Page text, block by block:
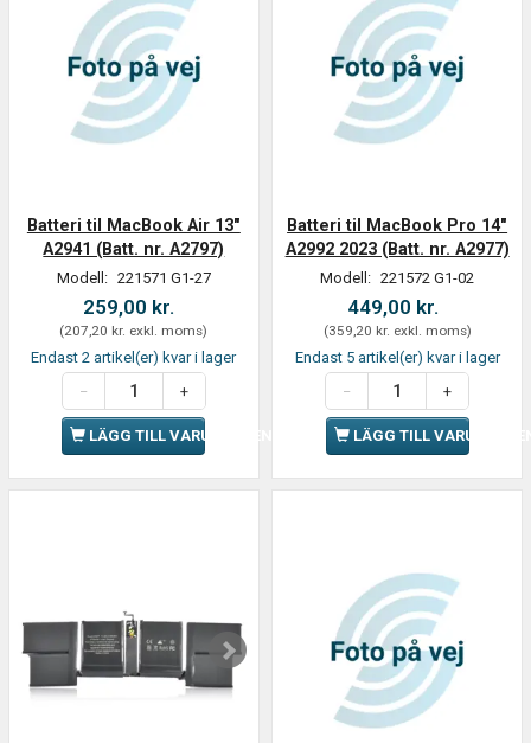
Batteri til MacBook Air 13"
A2941 (Batt. nr. A2797)
Modell: 221571 G1-27
259,00 kr.
(207,20 kr. exkl. moms)
Endast 2 artikel(er) kvar i lager
LÄGG TILL VARUKORGEN
Batteri til MacBook Pro 14"
A2992 2023 (Batt. nr. A2977)
Modell: 221572 G1-02
449,00 kr.
(359,20 kr. exkl. moms)
Endast 5 artikel(er) kvar i lager
LÄGG TILL